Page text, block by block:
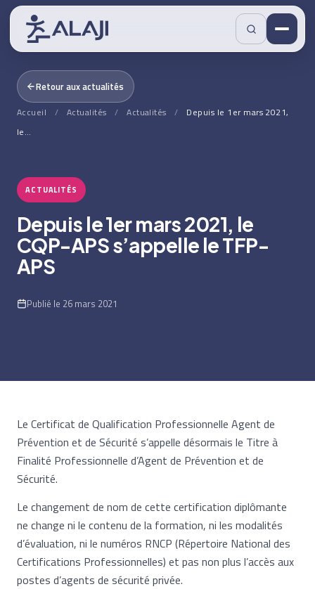
Retour aux actualités
Accueil / Actualités / Actualités /
Depuis le 1er mars 2021,
le…
ACTUALITÉS
Depuis le 1er mars 2021, le
CQP-APS s’appelle le TFP-
APS
Publié le 26 mars 2021
Le Certificat de Qualification Professionnelle Agent de
Prévention et de Sécurité s’appelle désormais le Titre à
Finalité Professionnelle d’Agent de Prévention et de
Sécurité.
Le changement de nom de cette certification diplômante
ne change ni le contenu de la formation, ni les modalités
d’évaluation, ni le numéros RNCP (Répertoire National des
Certifications Professionnelles) et pas non plus l’accès aux
postes d’agents de sécurité privée.